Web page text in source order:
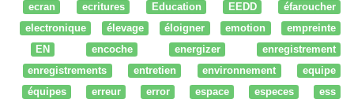
ecran
ecritures Education EEDD
éfaroucher
electronique
élevage éloigner emotion
empreinte
EN
encoche energizer
enregistrement
enregistrements
entretien environnement
equipe
équipes
erreur error espace especes
ess